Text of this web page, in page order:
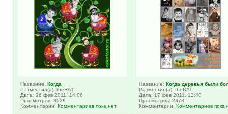
Название: Когда
Разместил(а): theRAT
Дата: 26 фев 2011, 14:06
Просмотров: 3528
Комментарии: Комментариев пока нет
Название: Когда деревья были
Разместил(а): theRAT
Дата: 17 фев 2011, 13:40
Просмотров: 2373
Комментарии: Комментариев пока